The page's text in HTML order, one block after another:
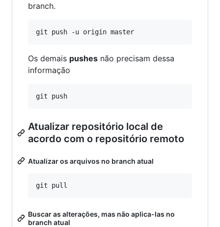
branch.
Os demais pushes não precisam dessa
informação
Atualizar repositório local de
acordo com o repositório remoto
Atualizar os arquivos no branch atual
Buscar as alterações, mas não aplica-las no
branch atual